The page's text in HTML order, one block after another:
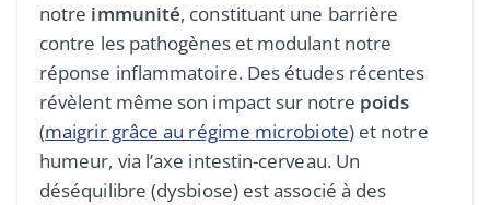
notre immunité, constituant une barrière
contre les pathogènes et modulant notre
réponse inflammatoire. Des études récentes
révèlent même son impact sur notre poids
(maigrir grâce au régime microbiote) et notre
humeur, via l’axe intestin-cerveau. Un
déséquilibre (dysbiose) est associé à des